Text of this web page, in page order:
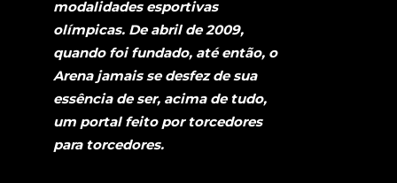
modalidades esportivas
olímpicas. De abril de 2009,
quando foi fundado, até então, o
Arena jamais se desfez de sua
essência de ser, acima de tudo,
um portal feito por torcedores
para torcedores.